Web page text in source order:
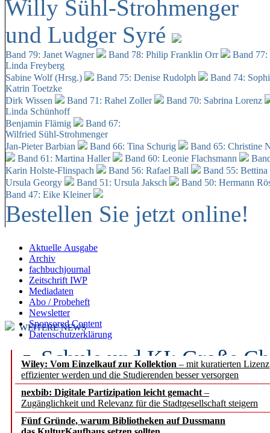
Willy Sühl-Strohmenger
und Ludger Syré
Band 79: Janet Wagner Band 78: Philip Franklin Orr
Band
Linda Freyberg
Sabine Wolf (Hrsg.)
Band 75: Denise Rudolph
Band 74:
Katrin Toetzke
Dirk Wissen
Band 71: Rahel Zoller
Band 70: Sabrina Lorenz
Linda Schünhoff
Benjamin Flämig
Band 67:
Wilfried Sühl-Strohmenger
Jan-Pieter Barbian
Band 66: Tina Schurig
Band 65: Christine
Band 61: Martina Haller
Band 60: Leonie Flachsmann
Karin Holste-Flinspach
Band 56: Rafael Ball
Band 55:
Ursula Georgy
Band 51: Ursula Jaksch Band 50: Hermann
Band 47: Eike Kleiner
Bestellen Sie jetzt online!
Aktuelle Ausgabe
Archiv
fachbuchjournal
Zeitschrift IWP
Mediadaten
Abo / Probeheft
Newsletter
Sponsored Content
Datenschutzerklärung
Wiley: Vom Einzelkauf zur Kollektion – mit kuratierten
effizienter werden und die Studierenden besser versorgen
nexbib: Digitale Partizipation leicht gemacht –
Zugänglichkeit und Relevanz für die Stadtgesellschaft steigern
Fünf Gründe, warum Bibliotheken auf Dussmann
WEITERE NEWS
Schule und KI: Große
Voraussetzungen
Erfolgreiches erstes